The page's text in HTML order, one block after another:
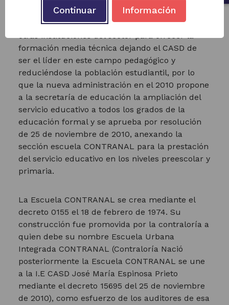
queden en sus instituciones. Además, para este
año la secretaría de educación ha autorizado a
otras instituciones del sector para ofrecer la
formación media técnica dejando el CASD de
ser el líder en este campo pedagógico y
reduciéndose la población estudiantil, por lo
que la nueva administración en el 2010 propone
a la secretaría de educación la ampliación del
servicio educativo a todos los grados de la
educación formal y se aprueba por resolución
de 25 de noviembre de 2010, anexando la
sección escuela CONTRANAL para la prestación
del servicio educativo en los niveles preescolar y
primaria.
La Escuela CONTRANAL se crea mediante el
decreto 0155 el 18 de febrero de 1974. Su
construcción fue promovida por la contraloría a
quien debe su nombre Escuela Urbana
Integrada CONTRANAL (Contraloría Nació
posteriormente la Escuela CONTRANAL se une
a la I.E CASD José María Espinosa Prieto
mediante el decreto 15695 del 25 de noviembre
de 2010), como esfuerzo de los auditores de esa
Continuar Información